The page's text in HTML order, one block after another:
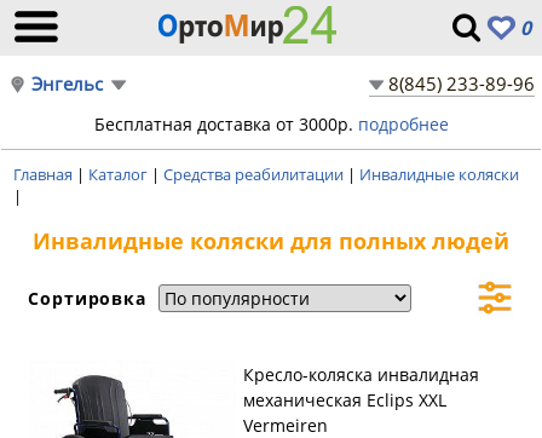
0
Энгельс 8(845) 233-89-96
Бесплатная доставка от 3000р. подробнее
Главная | Каталог | Средства реабилитации | Инвалидные коляски
|
Инвалидные коляски для полных людей
Сортировка
Кресло-коляска инвалидная
механическая Eclips XXL
Vermeiren